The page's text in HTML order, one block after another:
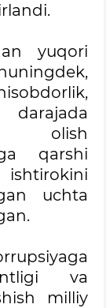
yuqori
olish
qarshi
uchta
va
milliy